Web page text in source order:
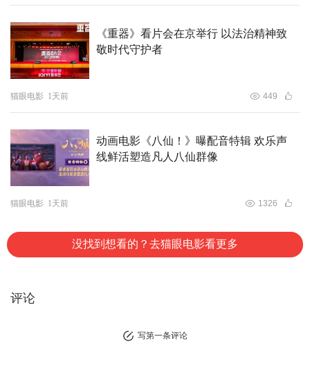
《重器》看片会在京举行 以法治精神致
敬时代守护者
猫眼电影 1天前 449
动画电影《八仙！》曝配音特辑 欢乐声
线鲜活塑造凡人八仙群像
猫眼电影 1天前 1326
没找到想看的？去猫眼电影看更多
评论
写第一条评论